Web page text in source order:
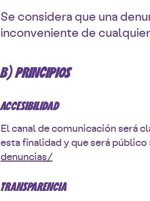
Se considera que una
inconveniente de
B) PRINCIPIOS
ACCESIBILIDAD
El canal de comunicación será
esta finalidad y que será
denuncias/
TRANSPARENCIA